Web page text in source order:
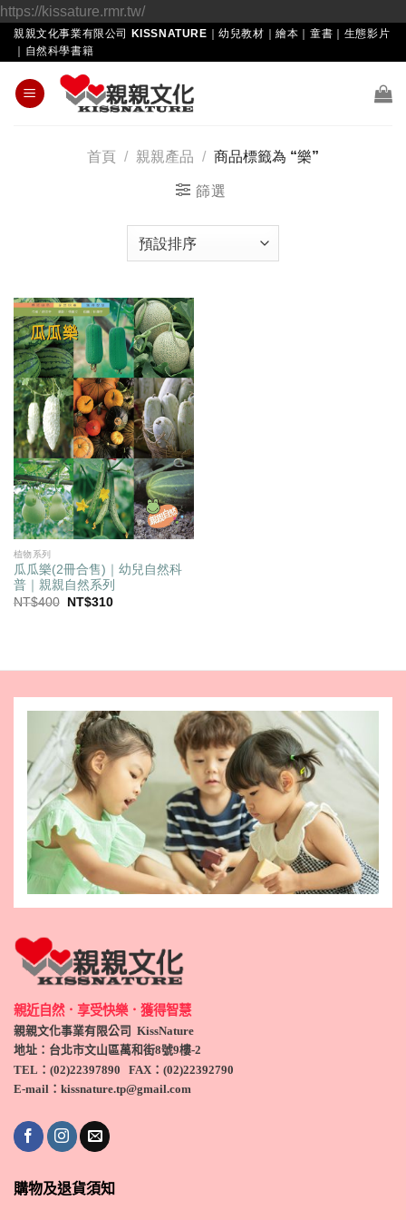
https://kissature.rmr.tw/Skip
to
親親文化事業有限公司 KISSNATURE｜幼兒教材｜繪本｜童書｜生態影片
｜自然科學書籍
首頁 / 親親產品 / 商品標籤為 “樂”
篩選
植物系列
瓜瓜樂(2冊合售)｜幼兒自然科
普｜親親自然系列
NT$400
原
NT$310目
親近自然．享受快樂．獲得智慧
親親文化事業有限公司 KissNature
地址：台北市文山區萬和街8號9樓-2
TEL ：(02)22397890 FAX：(02)22392790
E-mail：kissnature.tp@gmail.com
購物及退貨須知